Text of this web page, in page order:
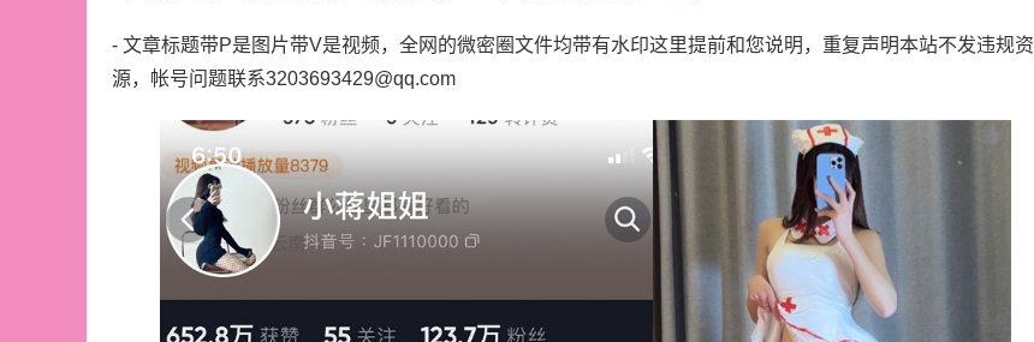
- 文章标题带P是图片带V是视频，全网的微密圈文件均带有水印这里提前和您说明，重复声明本站不发违规资
源，帐号问题联系3203693429@qq.com